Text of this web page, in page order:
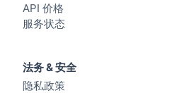
API 价格
服务状态
法务 & 安全
隐私政策